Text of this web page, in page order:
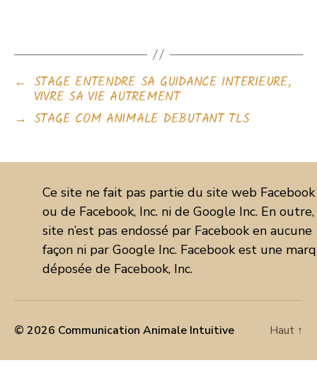
← STAGE ENTENDRE SA GUIDANCE INTERIEURE,
VIVRE SA VIE AUTREMENT
→ STAGE COM ANIMALE DEBUTANT TLS
Ce site ne fait pas partie du site web Facebook
ou de Facebook, Inc. ni de Google Inc. En outre,
site n’est pas endossé par Facebook en aucune
façon ni par Google Inc. Facebook est une
déposée de Facebook, Inc.
© 2026 Communication Animale Intuitive Haut ↑